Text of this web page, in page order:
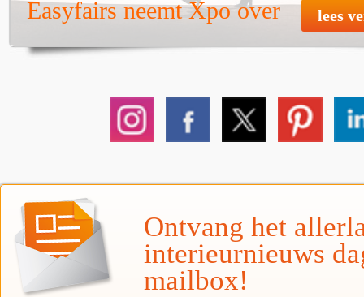
Easyfairs neemt Xpo over lees
Ontvang het
interieurnieuws
mailbox!